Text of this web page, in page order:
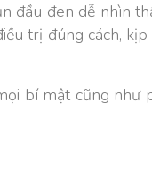
đầu đen dễ nhìn
trị đúng cách,
bí mật cũng